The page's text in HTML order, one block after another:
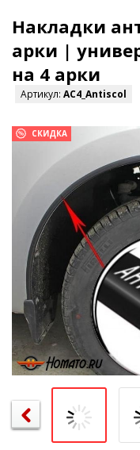
Накладки
арки |
на 4 арки
Артикул: AC4_Antiscol
СКИДКА